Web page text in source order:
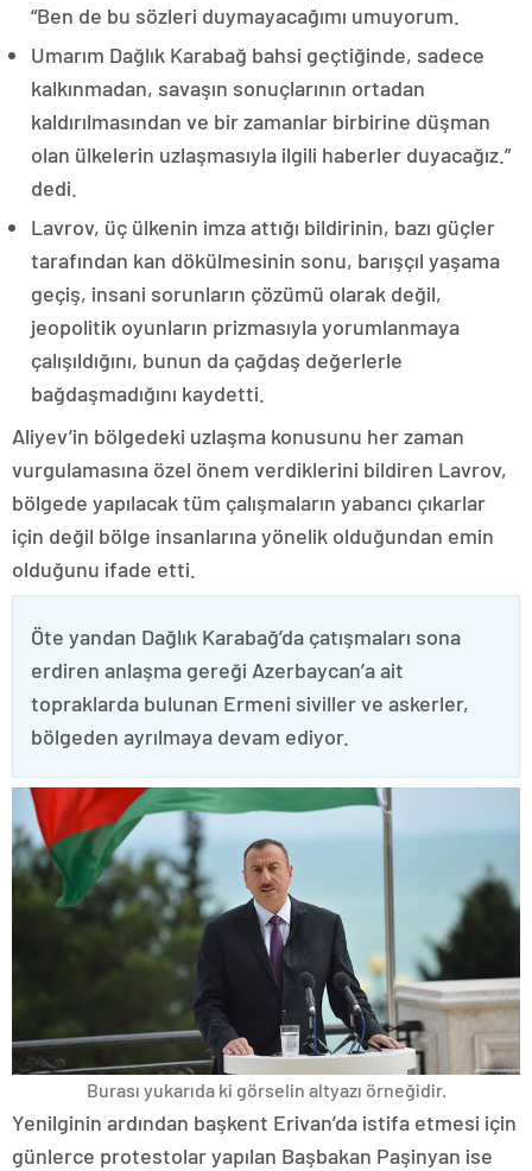
“Ben de bu sözleri duymayacağımı umuyorum.
Umarım Dağlık Karabağ bahsi geçtiğinde, sadece
kalkınmadan, savaşın sonuçlarının ortadan
kaldırılmasından ve bir zamanlar birbirine düşman
olan ülkelerin uzlaşmasıyla ilgili haberler duyacağız.”
dedi.
Lavrov, üç ülkenin imza attığı bildirinin, bazı güçler
tarafından kan dökülmesinin sonu, barışçıl yaşama
geçiş, insani sorunların çözümü olarak değil,
jeopolitik oyunların prizmasıyla yorumlanmaya
çalışıldığını, bunun da çağdaş değerlerle
bağdaşmadığını kaydetti.
Aliyev’in bölgedeki uzlaşma konusunu her zaman
vurgulamasına özel önem verdiklerini bildiren Lavrov,
bölgede yapılacak tüm çalışmaların yabancı çıkarlar
için değil bölge insanlarına yönelik olduğundan emin
olduğunu ifade etti.
Öte yandan Dağlık Karabağ’da çatışmaları sona
erdiren anlaşma gereği Azerbaycan’a ait
topraklarda bulunan Ermeni siviller ve askerler,
bölgeden ayrılmaya devam ediyor.
Burası yukarıda ki görselin altyazı örneğidir.
Yenilginin ardından başkent Erivan’da istifa etmesi için
günlerce protestolar yapılan Başbakan Paşinyan ise